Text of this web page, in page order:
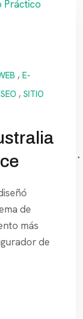
, E-
, SITIO
de
más
de